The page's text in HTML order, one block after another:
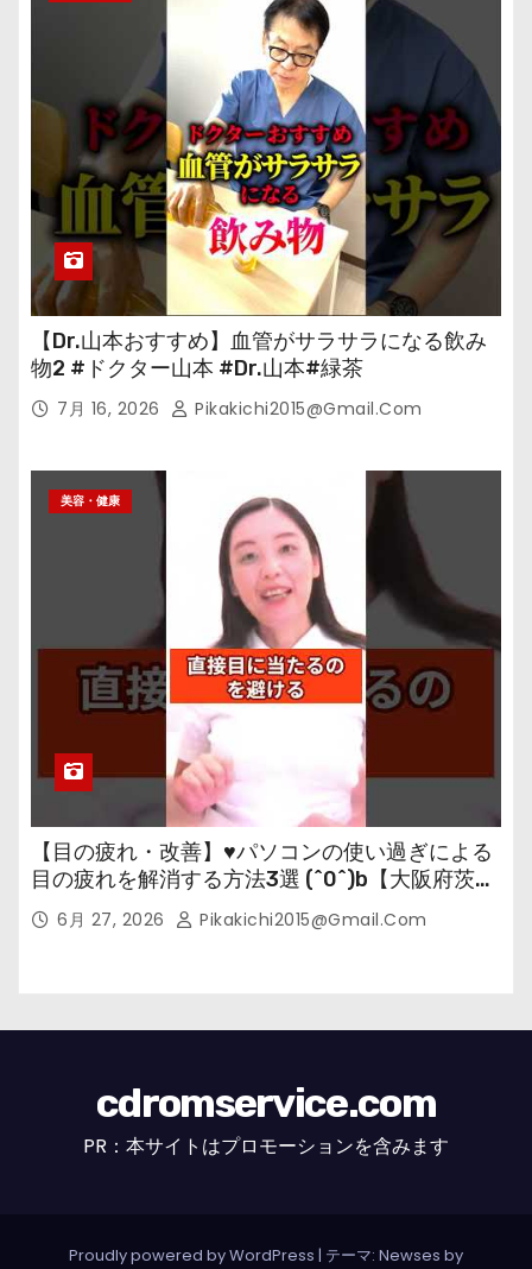
【Dr.山本おすすめ】血管がサラサラになる飲み
物2 #ドクター山本 #Dr.山本#緑茶
7月 16, 2026 Pikakichi2015@gmail.com
美容・健康
【目の疲れ・改善】♥パソコンの使い過ぎによる
目の疲れを解消する方法3選 (^0^)b【大阪府茨木
市の女性・美容鍼灸・整体師が教えます。】
6月 27, 2026 Pikakichi2015@gmail.com
cdromservice.com
PR：本サイトはプロモーションを含みます
Proudly powered by WordPress | テーマ: Newses by